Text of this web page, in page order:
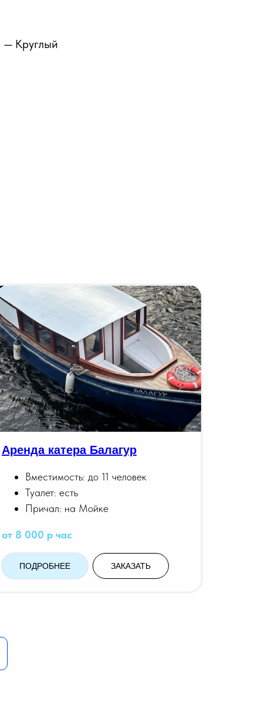
— Круглый
Аренда катера Балагур
Вместимость: до 11 человек
Туалет: есть
Причал: на Мойке
от 8 000 р час
ПОДРОБНЕЕ ЗАКАЗАТЬ